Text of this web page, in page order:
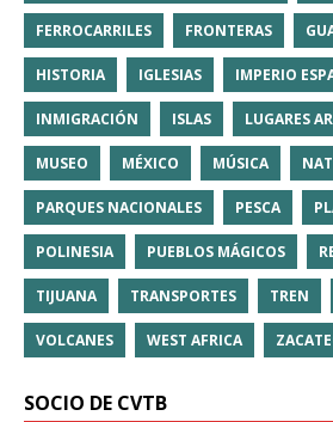
FERROCARRILES FRONTERAS
HISTORIA IGLESIAS IMPERIO
INMIGRACIÓN ISLAS LUGARES
MUSEO MÉXICO MÚSICA
PARQUES NACIONALES PESCA
POLINESIA PUEBLOS MÁGICOS
TIJUANA TRANSPORTES TREN
VOLCANES WEST AFRICA
SOCIO DE CVTB